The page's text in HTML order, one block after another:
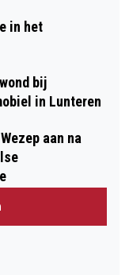
in het
bij
in Lunteren
aan na